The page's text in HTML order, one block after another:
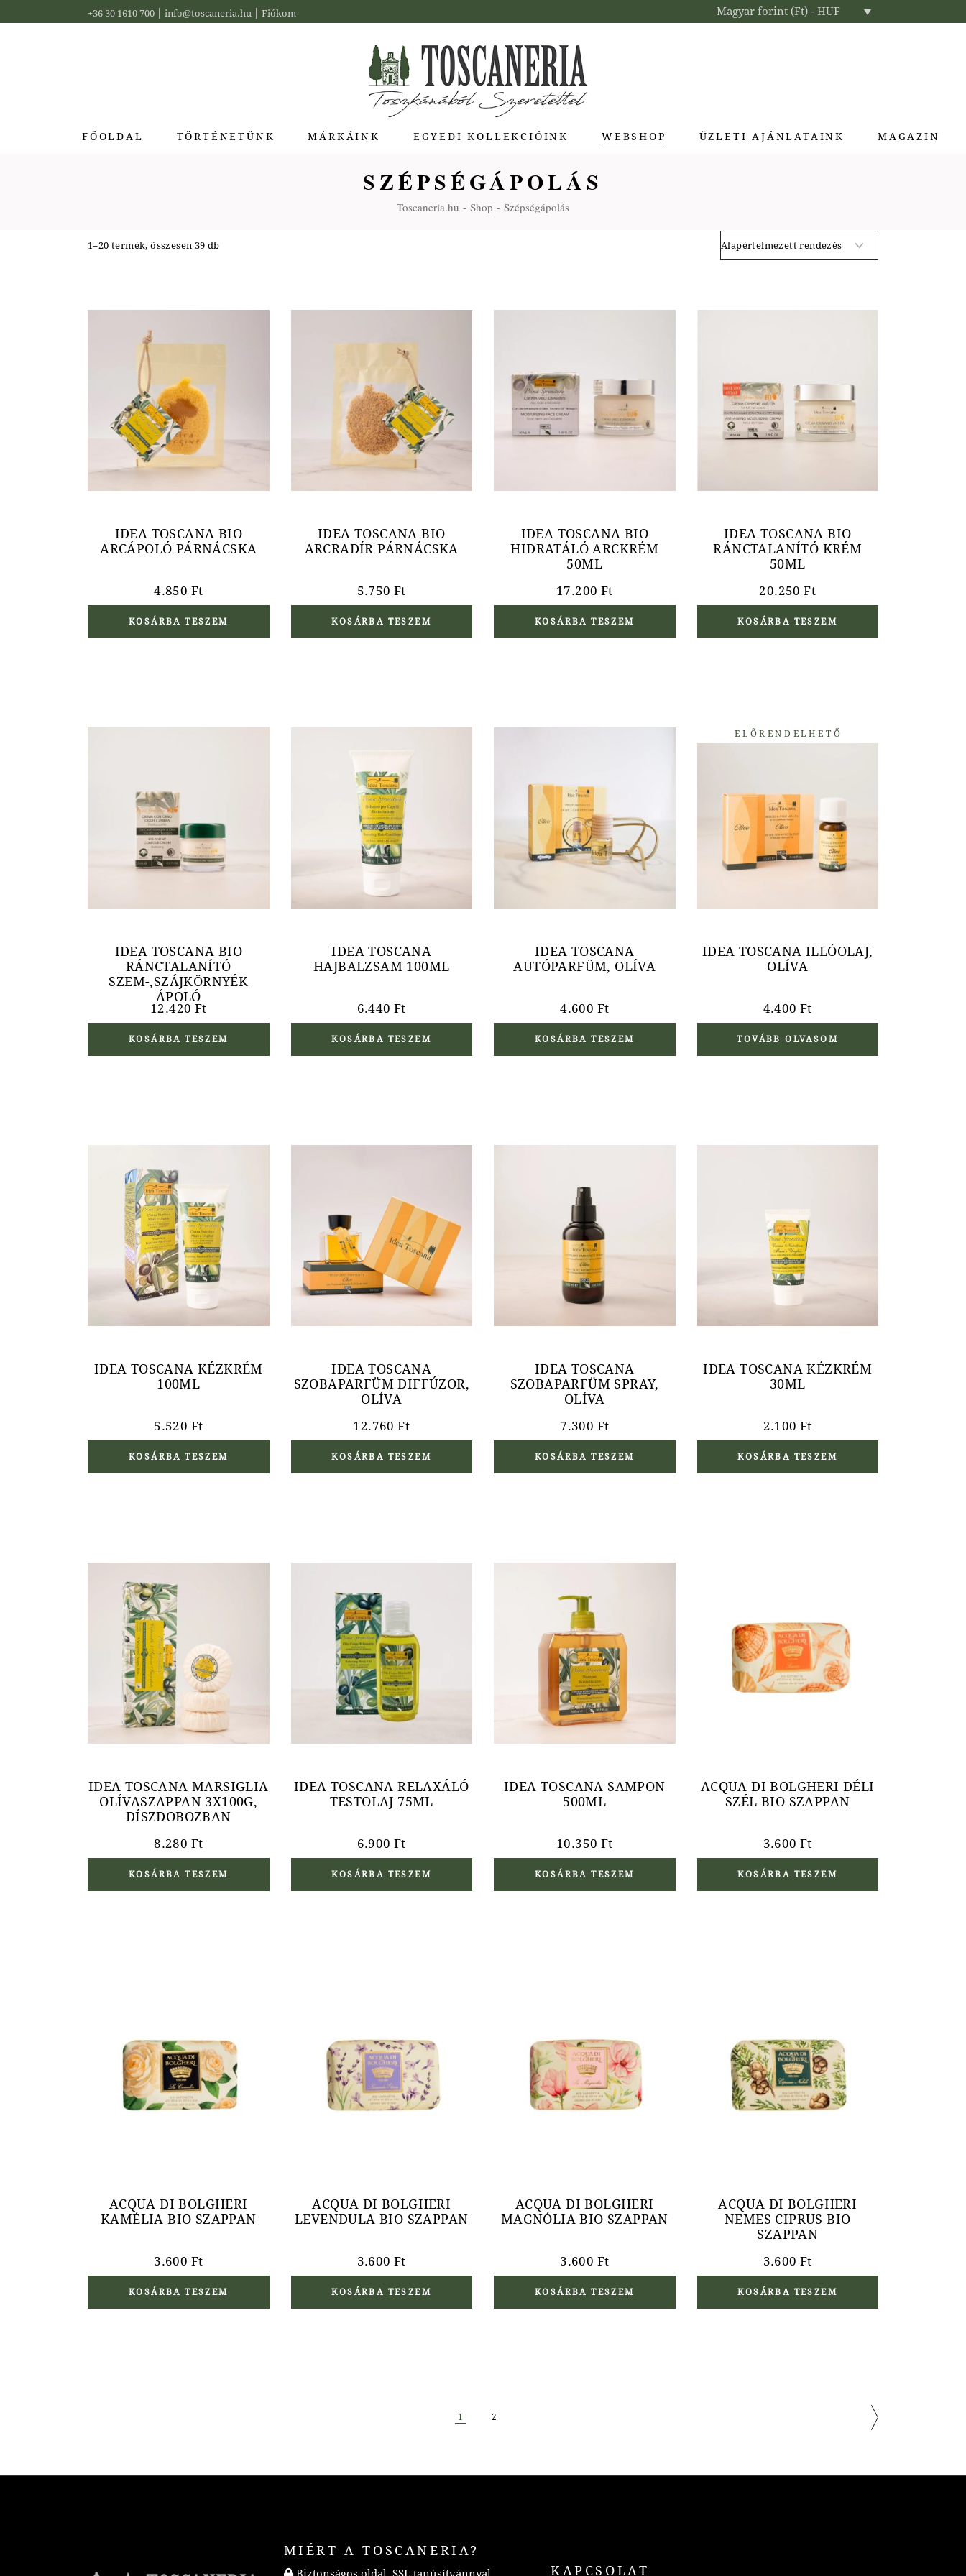
the
+36 30 1610 700 | info@toscaneria.hu | Fiókom Magyar forint (Ft) - HUF
FŐOLDAL TÖRTÉNETÜNK MÁRKÁINK
Acqua di Bolgheri
EGYEDI KOLLEKCIÓINK WEBSHOP ÜZLETI AJÁNLATAINK
Szállodai kozmetikumok
Textíliák lakberendezőknek
MAGAZIN
SZÉPSÉGÁPOLÁS
Toscaneria.hu Shop Szépségápolás
1–20 termék, összesen 39 db
IDEA TOSCANA BIO
ARCÁPOLÓ PÁRNÁCSKA
4.850 Ft
KOSÁRBA TESZEM
IDEA TOSCANA BIO
ARCRADÍR PÁRNÁCSKA
5.750Ft
KOSÁRBA TESZEM
IDEA TOSCANA BIO
HIDRATÁLÓ ARCKRÉM
50ML
17.200 Ft
KOSÁRBA TESZEM
IDEA TOSCANA BIO
RÁNCTALANÍTÓ KRÉM
50ML
20.250Ft
KOSÁRBA TESZEM
IDEA TOSCANA BIO
RÁNCTALANÍTÓ
SZEM-,SZÁJKÖRNYÉK
ÁPOLÓ
12.420 Ft
KOSÁRBA TESZEM
IDEA TOSCANA
HAJBALZSAM 100ML
6.440Ft
KOSÁRBA TESZEM
IDEA TOSCANA
AUTÓPARFÜM, OLÍVA
4.600 Ft
KOSÁRBA TESZEM
ELŐRENDELHETŐ
IDEA TOSCANA ILLÓOLAJ,
OLÍVA
4.400Ft
TOVÁBB OLVASOM
IDEA TOSCANA KÉZKRÉM
100ML
5.520 Ft
KOSÁRBA TESZEM
IDEA TOSCANA
SZOBAPARFÜM DIFFÚZOR,
OLÍVA
12.760Ft
KOSÁRBA TESZEM
IDEA TOSCANA
SZOBAPARFÜM SPRAY,
OLÍVA
7.300 Ft
KOSÁRBA TESZEM
IDEA TOSCANA KÉZKRÉM
30ML
2.100Ft
KOSÁRBA TESZEM
IDEA TOSCANA MARSIGLIA
OLÍVASZAPPAN 3X100G,
DÍSZDOBOZBAN
8.280 Ft
KOSÁRBA TESZEM
IDEA TOSCANA RELAXÁLÓ
TESTOLAJ 75ML
6.900Ft
KOSÁRBA TESZEM
IDEA TOSCANA SAMPON
500ML
10.350 Ft
KOSÁRBA TESZEM
ACQUA DI BOLGHERI DÉLI
SZÉL BIO SZAPPAN
3.600Ft
KOSÁRBA TESZEM
ACQUA DI BOLGHERI
KAMÉLIA BIO SZAPPAN
3.600 Ft
KOSÁRBA TESZEM
ACQUA DI BOLGHERI
LEVENDULA BIO SZAPPAN
3.600Ft
KOSÁRBA TESZEM
ACQUA DI BOLGHERI
MAGNÓLIA BIO SZAPPAN
3.600 Ft
KOSÁRBA TESZEM
ACQUA DI BOLGHERI
NEMES CIPRUS BIO
SZAPPAN
3.600Ft
KOSÁRBA TESZEM
1 2
MIÉRT A TOSCANERIA?
KAPCSOLAT